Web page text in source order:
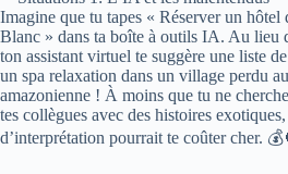
Imagine que tu tapes « Réserver un
Blanc » dans ta boîte à outils IA. Au lieu
ton assistant virtuel te suggère une liste
un spa relaxation dans un village perdu
amazonienne ! À moins que tu ne
tes collègues avec des histoires
d’interprétation pourrait te coûter cher.